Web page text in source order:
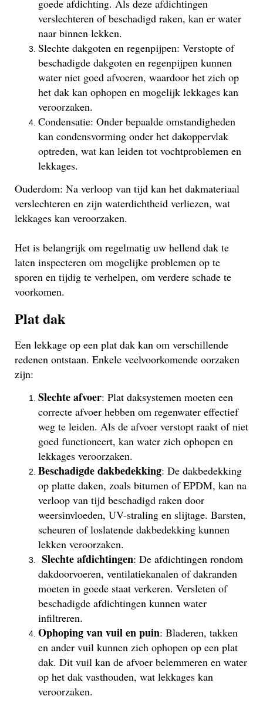
goede afdichting. Als deze afdichtingen
verslechteren of beschadigd raken, kan er water
naar binnen lekken.
Slechte dakgoten en regenpijpen: Verstopte of
beschadigde dakgoten en regenpijpen kunnen
water niet goed afvoeren, waardoor het zich op
het dak kan ophopen en mogelijk lekkages kan
veroorzaken.
Condensatie: Onder bepaalde omstandigheden
kan condensvorming onder het dakoppervlak
optreden, wat kan leiden tot vochtproblemen en
lekkages.
Ouderdom: Na verloop van tijd kan het dakmateriaal
verslechteren en zijn waterdichtheid verliezen, wat
lekkages kan veroorzaken.
Het is belangrijk om regelmatig uw hellend dak te
laten inspecteren om mogelijke problemen op te
sporen en tijdig te verhelpen, om verdere schade te
voorkomen.
Plat dak
Een lekkage op een plat dak kan om verschillende
redenen ontstaan. Enkele veelvoorkomende oorzaken
zijn:
Slechte afvoer: Plat daksystemen moeten een
correcte afvoer hebben om regenwater effectief
weg te leiden. Als de afvoer verstopt raakt of niet
goed functioneert, kan water zich ophopen en
lekkages veroorzaken.
Beschadigde dakbedekking: De dakbedekking
op platte daken, zoals bitumen of EPDM, kan na
verloop van tijd beschadigd raken door
weersinvloeden, UV-straling en slijtage. Barsten,
scheuren of loslatende dakbedekking kunnen
lekken veroorzaken.
Slechte afdichtingen: De afdichtingen rondom
dakdoorvoeren, ventilatiekanalen of dakranden
moeten in goede staat verkeren. Versleten of
beschadigde afdichtingen kunnen water
infiltreren.
Ophoping van vuil en puin: Bladeren, takken
en ander vuil kunnen zich ophopen op een plat
dak. Dit vuil kan de afvoer belemmeren en water
op het dak vasthouden, wat lekkages kan
veroorzaken.